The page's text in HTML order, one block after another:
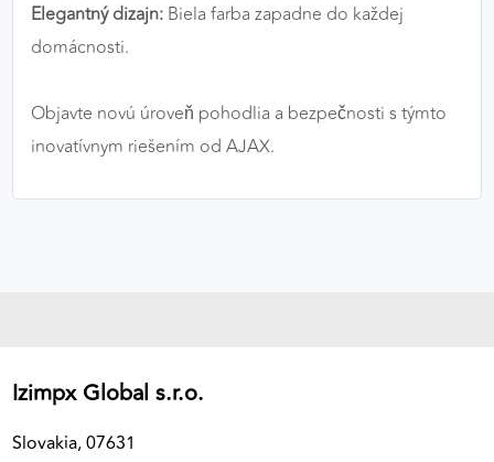
Elegantný dizajn: Biela farba zapadne do každej
domácnosti.
Objavte novú úroveň pohodlia a bezpečnosti s týmto
inovatívnym riešením od AJAX.
Izimpx Global s.r.o.
Slovakia, 07631